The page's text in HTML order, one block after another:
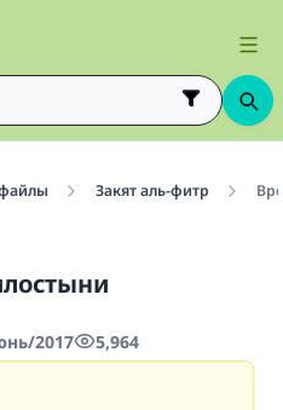
Закят аль-фитр
2017 5,964